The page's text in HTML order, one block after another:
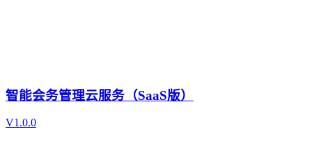
智能会务管理云服务（SaaS版）
V1.0.0